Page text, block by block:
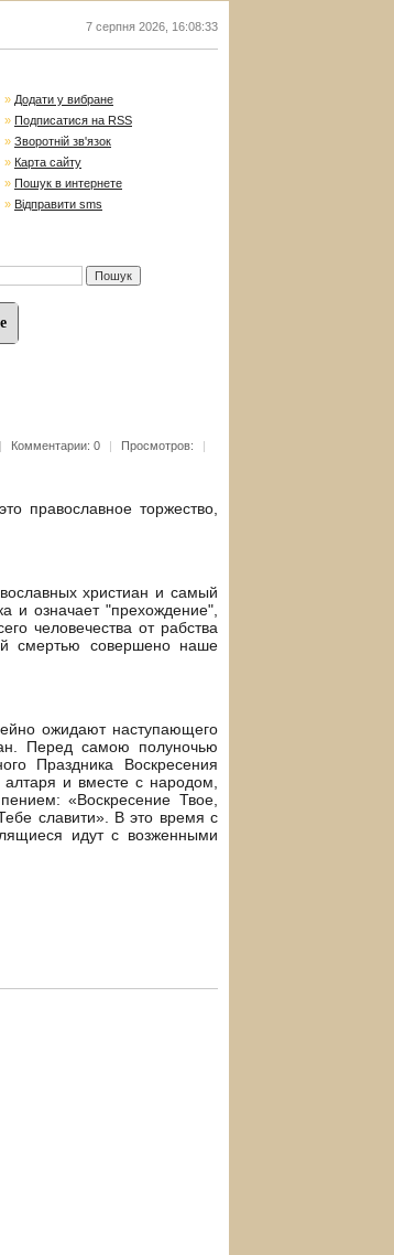
7 серпня 2026 16:08:34
» Додати у вибране
» Подписатися на RSS
» Зворотній зв'язок
» Карта сайту
» Пошук в интернете
» Відправити sms
| Комментарии: 0 | Просмотров: |
православное торжество,
христиан и самый
и означает "прехождение",
человечества от рабства
смертью совершено наше
ожидают наступающего
Перед самою полуночью
Праздника Воскресения
и вместе с народом,
«Воскресение Твое,
славити». В это время с
идут с возженными